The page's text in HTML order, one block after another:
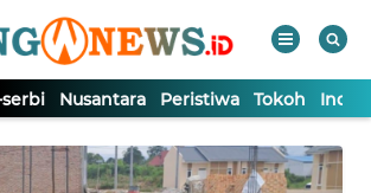
Nusantara Peristiwa Tokoh